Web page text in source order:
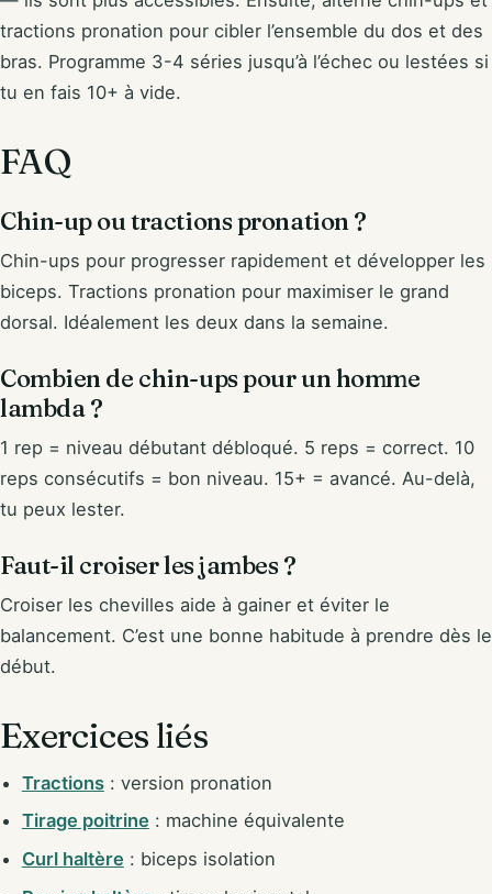
tractions pronation pour cibler l’ensemble du dos et des
bras. Programme 3-4 séries jusqu’à l’échec ou lestées si
tu en fais 10+ à vide.
FAQ
Chin-up ou tractions pronation ?
Chin-ups pour progresser rapidement et développer les
biceps. Tractions pronation pour maximiser le grand
dorsal. Idéalement les deux dans la semaine.
Combien de chin-ups pour un homme
lambda ?
1 rep = niveau débutant débloqué. 5 reps = correct. 10
reps consécutifs = bon niveau. 15+ = avancé. Au-delà,
tu peux lester.
Faut-il croiser les jambes ?
Croiser les chevilles aide à gainer et éviter le
balancement. C’est une bonne habitude à prendre dès le
début.
Exercices liés
Tractions: version pronation
Tirage poitrine : machine équivalente
Curl haltère : biceps isolation